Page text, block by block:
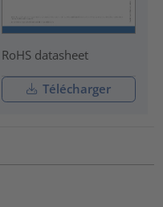
RoHS datasheet
Télécharger